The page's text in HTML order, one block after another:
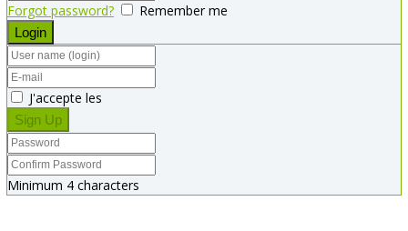
Forgot password? Remember me
J'accepte les
Minimum 4 characters